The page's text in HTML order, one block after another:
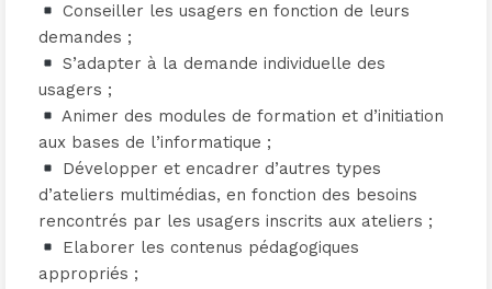
Conseiller les usagers en fonction de leurs
demandes ;
S’adapter à la demande individuelle des
usagers ;
Animer des modules de formation et d’initiation
aux bases de l’informatique ;
Développer et encadrer d’autres types
d’ateliers multimédias, en fonction des besoins
rencontrés par les usagers inscrits aux ateliers ;
Elaborer les contenus pédagogiques
appropriés ;